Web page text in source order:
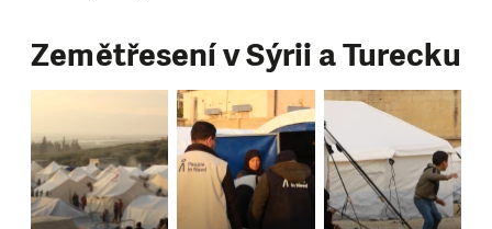
Zemětřesení v Sýrii a Turecku